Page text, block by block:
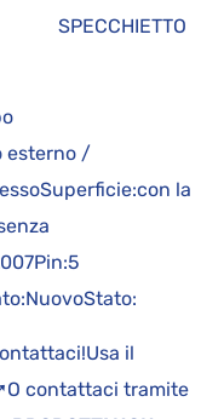
esterno /
la
da:2007Pin:5
il
contattaci tramite